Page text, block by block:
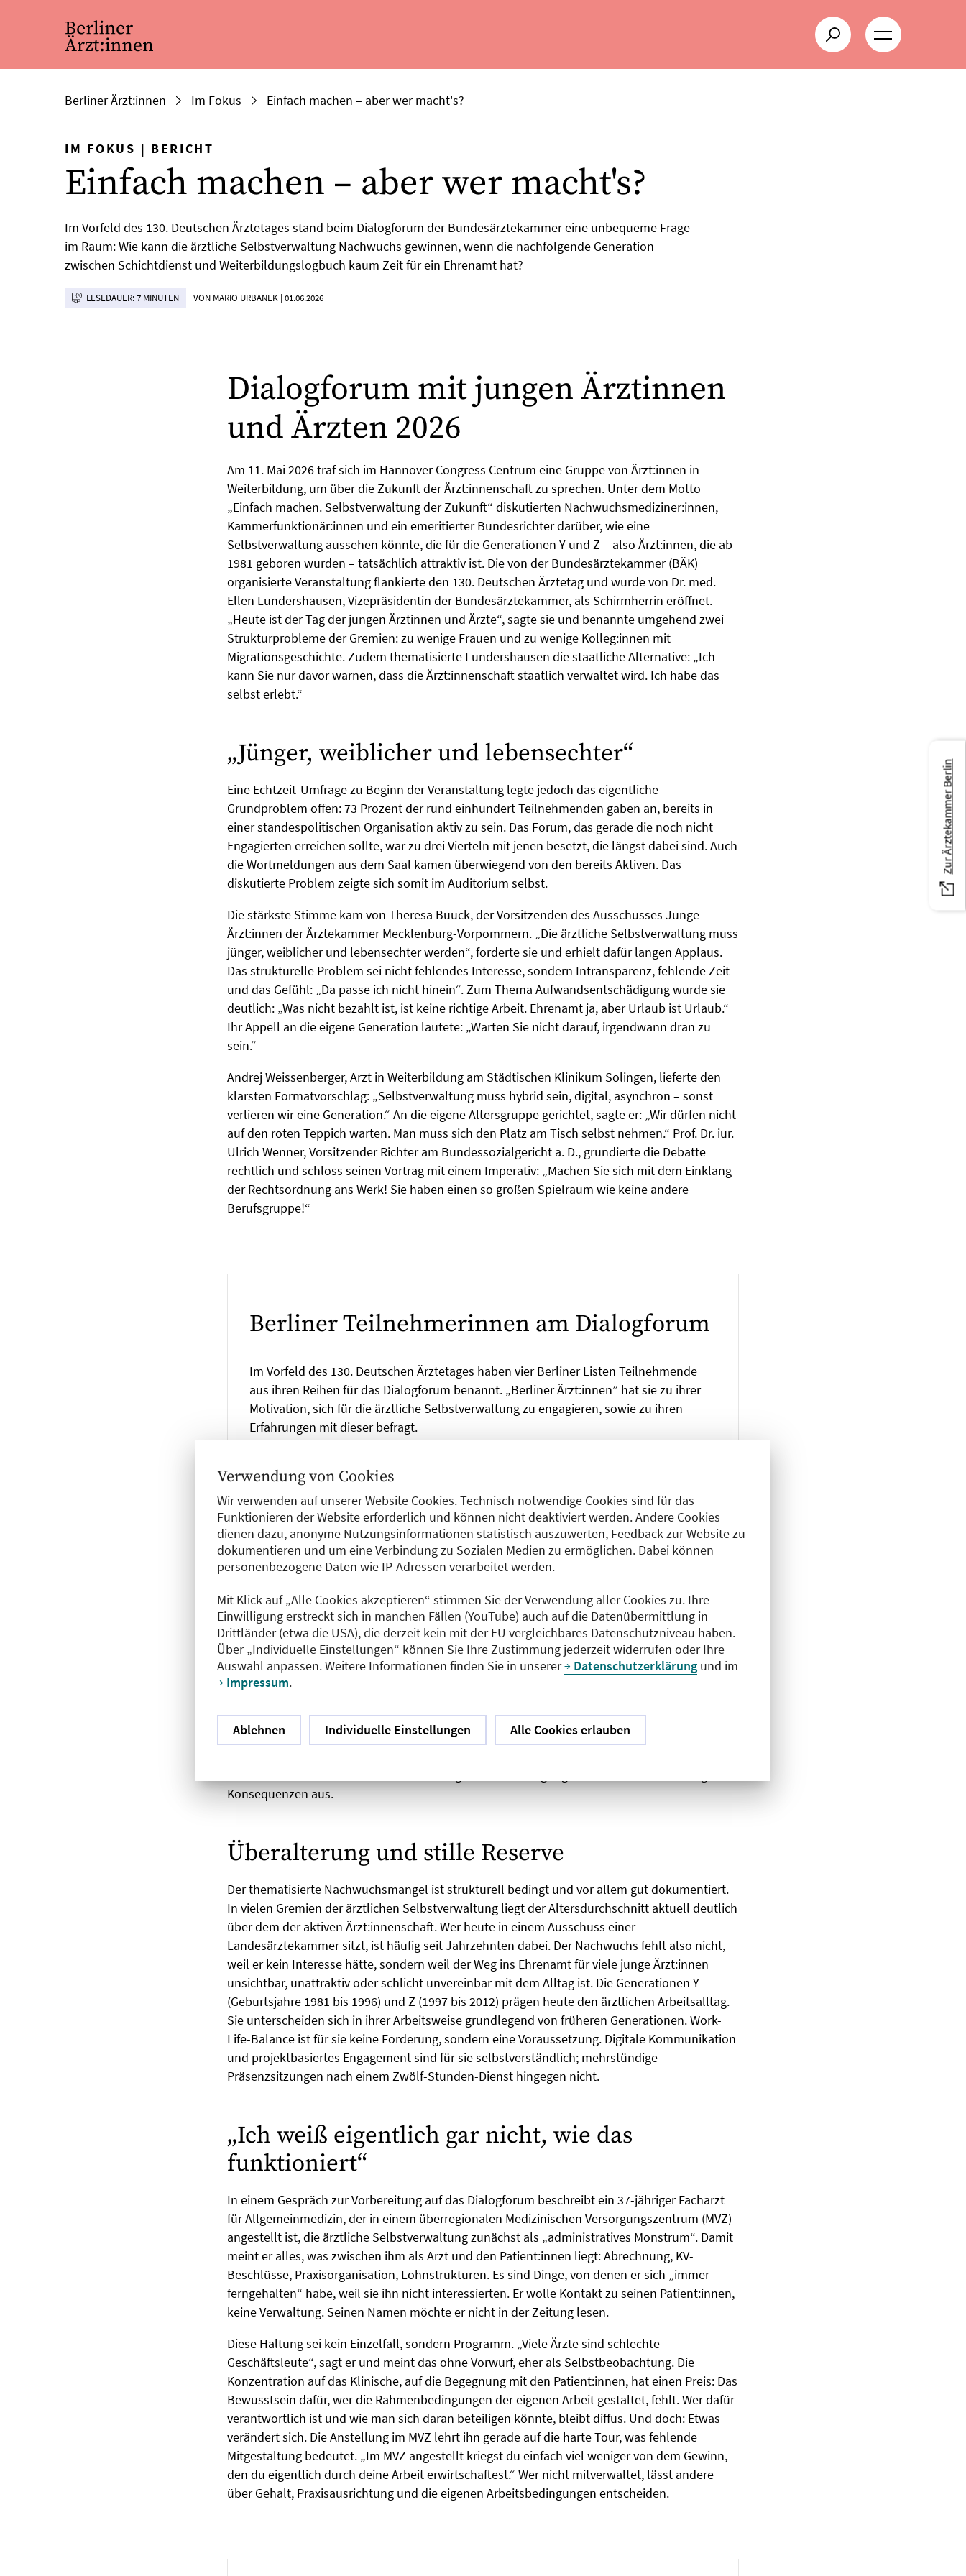
Verwendung von Cookies
Wir verwenden auf unserer Website Cookies. Technisch notwendige Cookies sind für das
Funktionieren der Website erforderlich und können nicht deaktiviert werden. Andere Cookies
dienen dazu, anonyme Nutzungsinformationen statistisch auszuwerten, Feedback zur Website zu
dokumentieren und um eine Verbindung zu Sozialen Medien zu ermöglichen. Dabei können
personenbezogene Daten wie IP-Adressen verarbeitet werden.
Mit Klick auf „Alle Cookies akzeptieren“ stimmen Sie der Verwendung aller Cookies zu. Ihre
Einwilligung erstreckt sich in manchen Fällen (YouTube) auch auf die Datenübermittlung in
Drittländer (etwa die USA), die derzeit kein mit der EU vergleichbares Datenschutzniveau haben.
Über „Individuelle Einstellungen“ können Sie Ihre Zustimmung jederzeit widerrufen oder Ihre
Auswahl anpassen. Weitere Informationen finden Sie in unserer
Datenschutzerklärung und im
Impressum.
Ablehnen Individuelle Einstellungen Alle Cookies erlauben
Berliner Ärzt:innen Im Fokus Einfach machen – aber wer macht's?
IM FOKUS | BERICHT
Einfach machen – aber wer macht's?
Im Vorfeld des 130. Deutschen Ärztetages stand beim Dialogforum der Bundesärztekammer eine unbequeme Frage
im Raum: Wie kann die ärztliche Selbstverwaltung Nachwuchs gewinnen, wenn die nachfolgende Generation
zwischen Schichtdienst und Weiterbildungslogbuch kaum Zeit für ein Ehrenamt hat?
LESEDAUER: 7 MINUTEN VON MARIO URBANEK |01.06.2026
Dialogforum mit jungen Ärztinnen
und Ärzten 2026
Am 11. Mai 2026 traf sich im Hannover Congress Centrum eine Gruppe von Ärzt:innen in
Weiterbildung, um über die Zukunft der Ärzt:innenschaft zu sprechen. Unter dem Motto
„Einfach machen. Selbstverwaltung der Zukunft“ diskutierten Nachwuchsmediziner:innen,
Kammerfunktionär:innen und ein emeritierter Bundesrichter darüber, wie eine
Selbstverwaltung aussehen könnte, die für die Generationen Y und Z – also Ärzt:innen, die ab
1981 geboren wurden – tatsächlich attraktiv ist. Die von der Bundesärztekammer (BÄK)
organisierte Veranstaltung flankierte den 130. Deutschen Ärztetag und wurde von Dr. med.
Ellen Lundershausen, Vizepräsidentin der Bundesärztekammer, als Schirmherrin eröffnet.
„Heute ist der Tag der jungen Ärztinnen und Ärzte“, sagte sie und benannte umgehend zwei
Strukturprobleme der Gremien: zu wenige Frauen und zu wenige Kolleg:innen mit
Migrationsgeschichte. Zudem thematisierte Lundershausen die staatliche Alternative: „Ich
kann Sie nur davor warnen, dass die Ärzt:innenschaft staatlich verwaltet wird. Ich habe das
selbst erlebt.“
„Jünger, weiblicher und lebensechter“
Eine Echtzeit-Umfrage zu Beginn der Veranstaltung legte jedoch das eigentliche
Grundproblem offen: 73 Prozent der rund einhundert Teilnehmenden gaben an, bereits in
einer standespolitischen Organisation aktiv zu sein. Das Forum, das gerade die noch nicht
Engagierten erreichen sollte, war zu drei Vierteln mit jenen besetzt, die längst dabei sind. Auch
die Wortmeldungen aus dem Saal kamen überwiegend von den bereits Aktiven. Das
diskutierte Problem zeigte sich somit im Auditorium selbst.
Die stärkste Stimme kam von Theresa Buuck, der Vorsitzenden des Ausschusses Junge
Ärzt:innen der Ärztekammer Mecklenburg-Vorpommern. „Die ärztliche Selbstverwaltung muss
jünger, weiblicher und lebensechter werden“, forderte sie und erhielt dafür langen Applaus.
Das strukturelle Problem sei nicht fehlendes Interesse, sondern Intransparenz, fehlende Zeit
und das Gefühl: „Da passe ich nicht hinein“. Zum Thema Aufwandsentschädigung wurde sie
deutlich: „Was nicht bezahlt ist, ist keine richtige Arbeit. Ehrenamt ja, aber Urlaub ist Urlaub.“
Ihr Appell an die eigene Generation lautete: „Warten Sie nicht darauf, irgendwann dran zu
sein.“
Andrej Weissenberger, Arzt in Weiterbildung am Städtischen Klinikum Solingen, lieferte den
klarsten Formatvorschlag: „Selbstverwaltung muss hybrid sein, digital, asynchron – sonst
verlieren wir eine Generation.“ An die eigene Altersgruppe gerichtet, sagte er: „Wir dürfen nicht
auf den roten Teppich warten. Man muss sich den Platz am Tisch selbst nehmen.“ Prof. Dr. iur.
Ulrich Wenner, Vorsitzender Richter am Bundessozialgericht a. D., grundierte die Debatte
rechtlich und schloss seinen Vortrag mit einem Imperativ: „Machen Sie sich mit dem Einklang
der Rechtsordnung ans Werk! Sie haben einen so großen Spielraum wie keine andere
Berufsgruppe!“
Berliner Teilnehmerinnen am Dialogforum
Im Vorfeld des 130. Deutschen Ärztetages haben vier Berliner Listen Teilnehmende
aus ihren Reihen für das Dialogforum benannt. „Berliner Ärzt:innen” hat sie zu ihrer
Motivation, sich für die ärztliche Selbstverwaltung zu engagieren, sowie zu ihren
Erfahrungen mit dieser befragt.
und Hausärzte in Berlin aktiv.
Dr. med. Katharina Thiedeist Jahrgang 1984 und seit 16 Jahren für die FrAktion
Gesundheit aktiv.
Alexandra Archodoulakisist Jahrgang 1998, engagiert sich seit etwa zwei Jahren für
den Marburger Bund und ist insgesamt seit rund vier Jahren berufspolitisch aktiv.
Eine zweite Umfrage zeigte dann die zentralen Hürden für die noch nicht Aktiven: fehlende
Kenntnisse über Ämter und Strukturen, ein zu hoher Zeitaufwand und ein zu geringer Einfluss
machen“ sei super, aber „machen dürfen“ sei ein anderer Aspekt. Wer keine Freistellung durch
den Chefarzt bekomme, könne nicht mitgestalten – egal, wie groß das Interesse sei. Ein
Konsequenzen aus.
Überalterung und stille Reserve
Der thematisierte Nachwuchsmangel ist strukturell bedingt und vor allem gut dokumentiert.
In vielen Gremien der ärztlichen Selbstverwaltung liegt der Altersdurchschnitt aktuell deutlich
über dem der aktiven Ärzt:innenschaft. Wer heute in einem Ausschuss einer
Landesärztekammer sitzt, ist häufig seit Jahrzehnten dabei. Der Nachwuchs fehlt also nicht,
weil er kein Interesse hätte, sondern weil der Weg ins Ehrenamt für viele junge Ärzt:innen
unsichtbar, unattraktiv oder schlicht unvereinbar mit dem Alltag ist. Die Generationen Y
(Geburtsjahre 1981 bis 1996) und Z (1997 bis 2012) prägen heute den ärztlichen Arbeitsalltag.
Sie unterscheiden sich in ihrer Arbeitsweise grundlegend von früheren Generationen. Work-
Life-Balance ist für sie keine Forderung, sondern eine Voraussetzung. Digitale Kommunikation
und projektbasiertes Engagement sind für sie selbstverständlich; mehrstündige
Präsenzsitzungen nach einem Zwölf-Stunden-Dienst hingegen nicht.
„Ich weiß eigentlich gar nicht, wie das
funktioniert“
In einem Gespräch zur Vorbereitung auf das Dialogforum beschreibt ein 37-jähriger Facharzt
für Allgemeinmedizin, der in einem überregionalen Medizinischen Versorgungszentrum (MVZ)
angestellt ist, die ärztliche Selbstverwaltung zunächst als „administratives Monstrum“. Damit
meint er alles, was zwischen ihm als Arzt und den Patient:innen liegt: Abrechnung, KV-
Beschlüsse, Praxisorganisation, Lohnstrukturen. Es sind Dinge, von denen er sich „immer
ferngehalten“ habe, weil sie ihn nicht interessierten. Er wolle Kontakt zu seinen Patient:innen,
keine Verwaltung. Seinen Namen möchte er nicht in der Zeitung lesen.
Diese Haltung sei kein Einzelfall, sondern Programm. „Viele Ärzte sind schlechte
Geschäftsleute“, sagt er und meint das ohne Vorwurf, eher als Selbstbeobachtung. Die
Konzentration auf das Klinische, auf die Begegnung mit den Patient:innen, hat einen Preis: Das
Bewusstsein dafür, wer die Rahmenbedingungen der eigenen Arbeit gestaltet, fehlt. Wer dafür
verantwortlich ist und wie man sich daran beteiligen könnte, bleibt diffus. Und doch: Etwas
verändert sich. Die Anstellung im MVZ lehrt ihn gerade auf die harte Tour, was fehlende
Mitgestaltung bedeutet. „Im MVZ angestellt kriegst du einfach viel weniger von dem Gewinn,
den du eigentlich durch deine Arbeit erwirtschaftest.“ Wer nicht mitverwaltet, lässt andere
über Gehalt, Praxisausrichtung und die eigenen Arbeitsbedingungen entscheiden.
Zur Ärztekammer Berlin